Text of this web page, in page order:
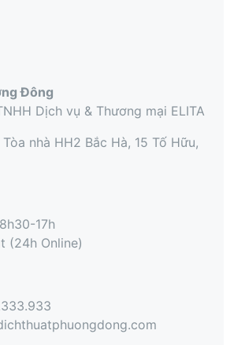
Đông
Dịch vụ & Thương mại ELITA
Tòa nhà HH2 Bắc Hà, 15 Tố Hữu,
17h
(24h Online)